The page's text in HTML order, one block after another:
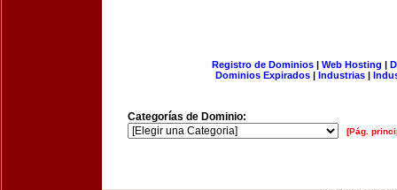
Registro de Dominios| Web Hosting |
Dominios Expirados | Industrias |
Categorías de Dominio:
[Pág.